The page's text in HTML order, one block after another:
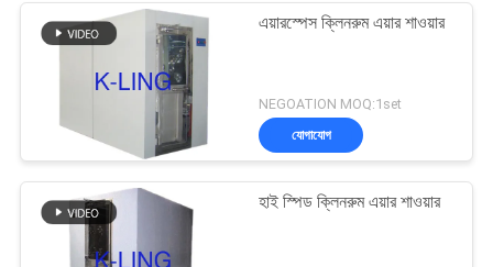
এয়ারস্পেস ক্লিনরুম এয়ার শাওয়ার
NEGOATION MOQ:1set
যোগাযোগ
হাই স্পিড ক্লিনরুম এয়ার শাওয়ার